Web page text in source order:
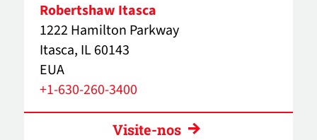
Robertshaw Itasca
1222 Hamilton Parkway
Itasca, IL 60143
EUA
+1-630-260-3400
Visite-nos